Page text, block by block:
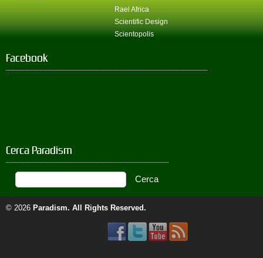
Rael Africa
Scientific Design
Scientopolis
Facebook
Cerca Paradism
© 2026 Paradism. All Rights Reserved.